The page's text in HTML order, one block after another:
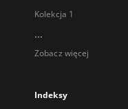
Kolekcja 1
...
Zobacz więcej
Indeksy